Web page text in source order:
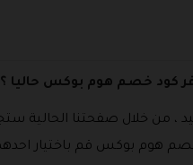
كود خصم هوم بوكس حاليا ؟
، من خلال صفحتنا الحالية
هوم بوكس قم باختيار